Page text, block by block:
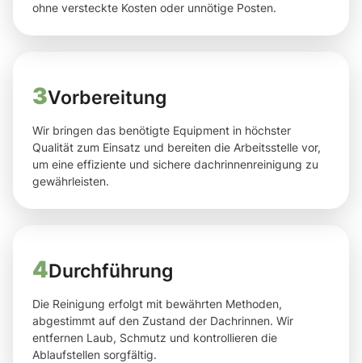
ohne versteckte Kosten oder unnötige Posten.
3Vorbereitung
Wir bringen das benötigte Equipment in höchster
Qualität zum Einsatz und bereiten die Arbeitsstelle vor,
um eine effiziente und sichere dachrinnenreinigung zu
gewährleisten.
4Durchführung
Die Reinigung erfolgt mit bewährten Methoden,
abgestimmt auf den Zustand der Dachrinnen. Wir
entfernen Laub, Schmutz und kontrollieren die
Ablaufstellen sorgfältig.